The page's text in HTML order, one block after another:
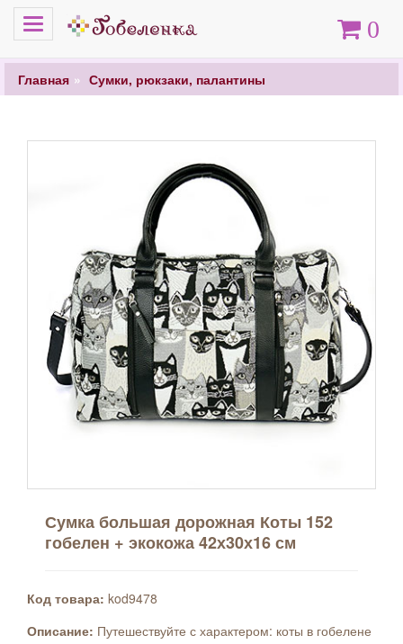
Меню Корзина
0
Главная Сумки, рюкзаки, палантины
Сумка большая дорожная Коты 152
гобелен + экокожа 42х30х16 см
Код товара: kod9478
Описание: Путешествуйте с характером: коты в гобелене